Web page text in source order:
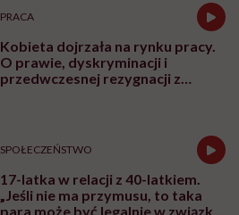
PRACA
Kobieta dojrzała na rynku pracy.
O prawie, dyskryminacji i
przedwczesnej rezygnacji z
SPOŁECZEŃSTWO
17-latka w relacji z 40-latkiem.
„Jeśli nie ma przymusu, to taka
para może być legalnie w związku.